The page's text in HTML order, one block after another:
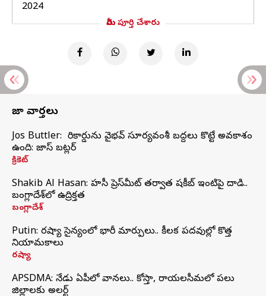
2024
మీరు పూర్తి చేశారు
తాజా వార్తలు
Jos Buttler: నా రికార్డును వైభవ్ సూర్యవంశీ బద్దలు కొట్టే అవకాశం
ఉంది: జాస్ బట్లర్
క్రికెట్
Shakib Al Hasan: హసీనా ప్రెస్‌మీట్‌ తర్వాత షకీబ్‌ ఇంటిపై దాడి..
బంగ్లాదేశ్‌లో ఉద్రిక్తత
బంగ్లాదేశ్
Putin: రష్యా సైన్యంలో భారీ మార్పులు.. కీలక పదవుల్లో కొత్త
నియామకాలు
రష్యా
APSDMA: నేడు ఏపీలో వానలు.. కోస్తా, రాయలసీమలో పలు
జిల్లాలకు అలర్ట్